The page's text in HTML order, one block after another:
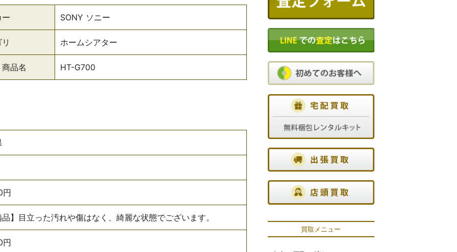
SONY ソニー
ホームシアター
品名 HT-G700
円
】目立った汚れや傷はなく、綺麗な状態でございます。
円
買取メニュー